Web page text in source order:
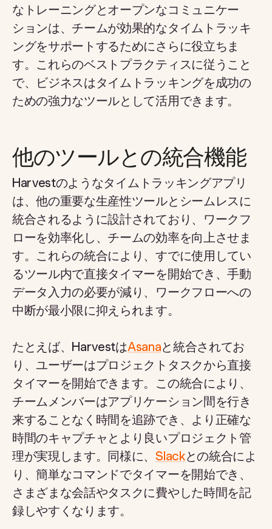
なトレーニングとオープンなコミュニケー
ションは、チームが効果的なタイムトラッキ
ングをサポートするためにさらに役立ちま
す。これらのベストプラクティスに従うこと
で、ビジネスはタイムトラッキングを成功の
ための強力なツールとして活用できます。
他のツールとの統合機能
Harvestのようなタイムトラッキングアプリ
は、他の重要な生産性ツールとシームレスに
統合されるように設計されており、ワークフ
ローを効率化し、チームの効率を向上させま
す。これらの統合により、すでに使用してい
るツール内で直接タイマーを開始でき、手動
データ入力の必要が減り、ワークフローへの
中断が最小限に抑えられます。
たとえば、HarvestはAsanaと統合されてお
り、ユーザーはプロジェクトタスクから直接
タイマーを開始できます。この統合により、
チームメンバーはアプリケーション間を行き
来することなく時間を追跡でき、より正確な
時間のキャプチャとより良いプロジェクト管
理が実現します。同様に、 Slackとの統合によ
り、簡単なコマンドでタイマーを開始でき、
さまざまな会話やタスクに費やした時間を記
録しやすくなります。